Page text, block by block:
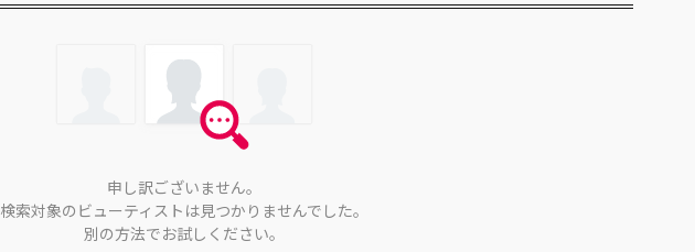
申し訳ございません。
検索対象のビューティストは見つかりませんでした。
別の方法でお試しください。